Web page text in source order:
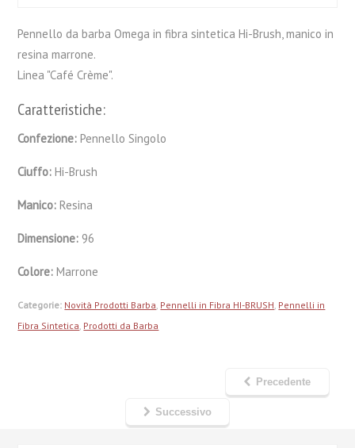
Pennello da barba Omega in fibra sintetica Hi-Brush, manico in
resina marrone.
Linea "Café Crème".
Caratteristiche:
Confezione:Pennello Singolo
Ciuffo:Hi-Brush
Manico:Resina
Dimensione: 96
Colore:Marrone
Categorie: Novità Prodotti Barba, Pennelli in Fibra HI-BRUSH, Pennelli in
Fibra Sintetica, Prodotti da Barba
Precedente
Successivo